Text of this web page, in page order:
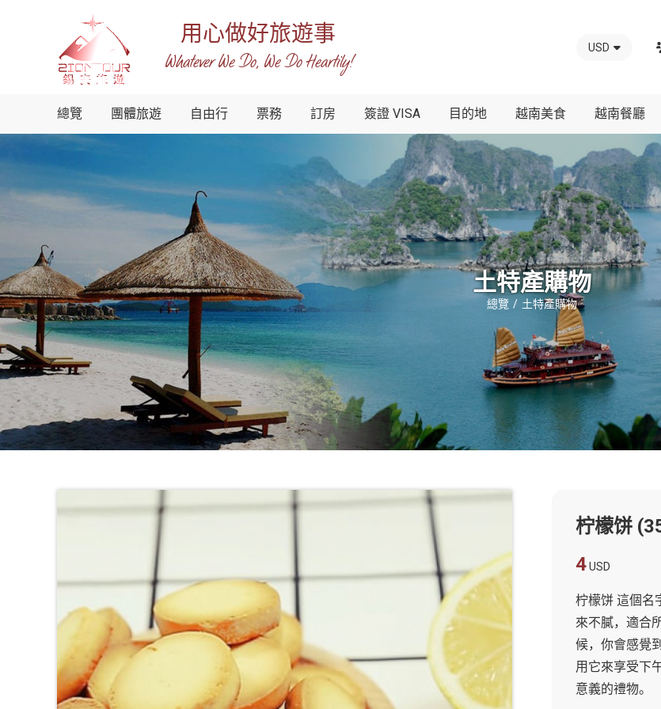
南
錫
際
-
越
南
地
社
錫
安
旅
-
最
的
作
夥
用心做好旅遊事
Whatever We Do, We Do Heartily!
USD
總覽 團體旅遊 自由行 票務 訂房 簽證 VISA 目的地 越南美食 越南餐廳
土特產購物
總覽 土特產購物
柠檬饼
4USD
柠檬饼 這個名
來不膩，適合
候，你會感覺
用它來享受下
意義的禮物。